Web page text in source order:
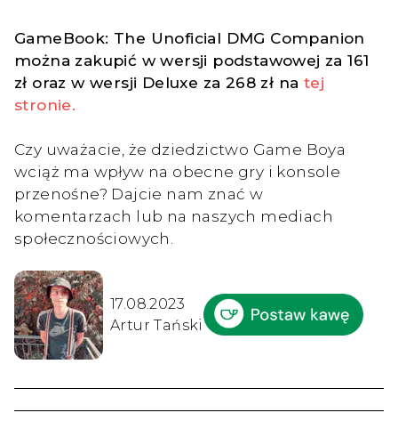
GameBook: The Unoficial DMG Companion
można zakupić w wersji podstawowej za 161
zł oraz w wersji Deluxe za 268 zł na tej
stronie.
Czy uważacie, że dziedzictwo Game Boya
wciąż ma wpływ na obecne gry i konsole
przenośne? Dajcie nam znać w
komentarzach lub na naszych mediach
społecznościowych.
17.08.2023
Artur Tański